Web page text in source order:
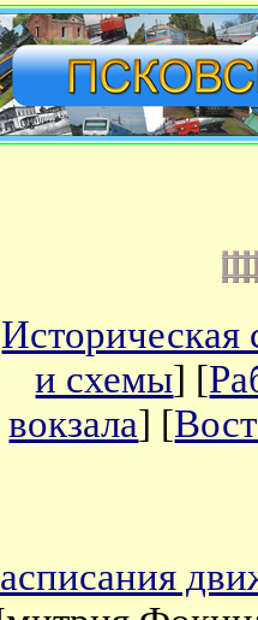
Историческая
и схемы] [
вокзала] [